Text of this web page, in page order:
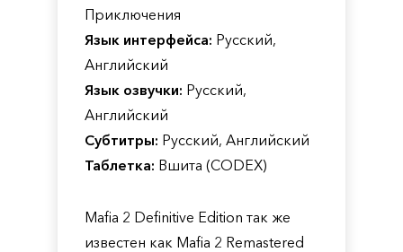
Приключения
Язык интерфейса: Русский,
Английский
Язык озвучки: Русский,
Английский
Субтитры: Русский, Английский
Таблетка: Вшита (CODEX)
Mafia 2 Definitive Edition так же
известен как Mafia 2 Remastered